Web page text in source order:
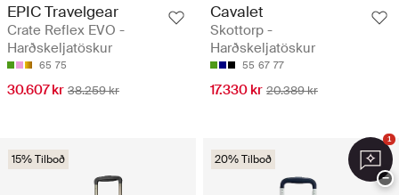
EPIC Travelgear
Crate Reflex EVO -
Harðskeljatöskur
65 75
30.607 kr 38.259 kr
Cavalet
Skottorp -
Harðskeljatöskur
55 67 77
17.330 kr 20.389 kr
15% Tilboð 20% Tilboð
1
−